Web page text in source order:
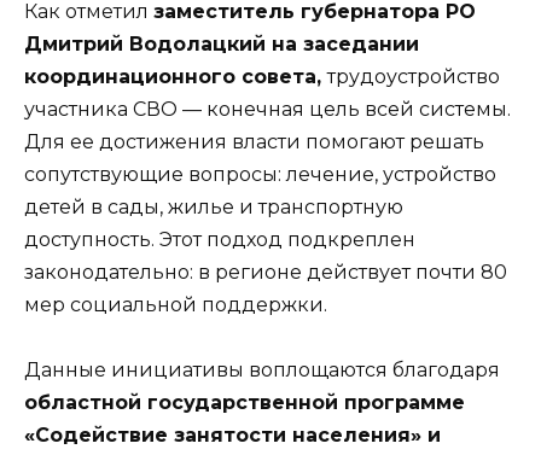
Как отметил заместитель губернатора РО
Дмитрий Водолацкий на заседании
координационного совета,трудоустройство
участника СВО — конечная цель всей системы.
Для ее достижения власти помогают решать
сопутствующие вопросы: лечение, устройство
детей в сады, жилье и транспортную
доступность. Этот подход подкреплен
законодательно: в регионе действует почти 80
мер социальной поддержки.
Данные инициативы воплощаются благодаря
областной государственной программе
«Содействие занятости населения» и